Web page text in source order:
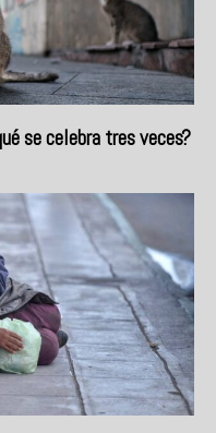
se celebra tres veces?